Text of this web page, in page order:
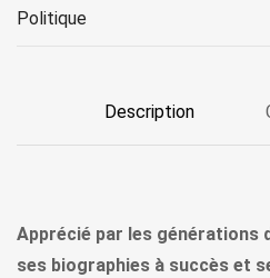
Politique
Description
Apprécié par les générations
ses biographies à succès et